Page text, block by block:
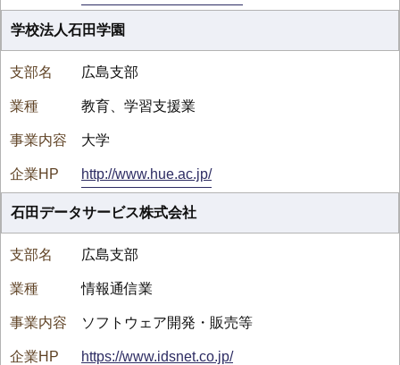
学校法人石田学園
広島支部
教育、学習支援業
大学
http://www.hue.ac.jp/
石田データサービス株式会社
広島支部
情報通信業
ソフトウェア開発・販売等
https://www.idsnet.co.jp/